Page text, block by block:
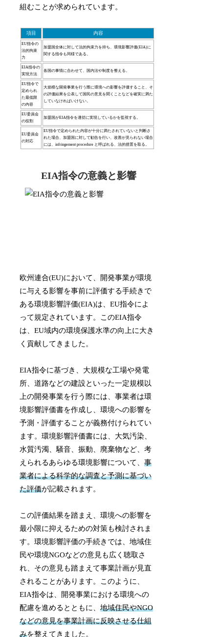
組むことが求められています。
項目 内容
EU指令の
法的拘束
力
加盟国全体に対して法的拘束力を持ち、環境影響評価(EIA)に
関する指令も同様である。
EIA指令の
実現方法
各国の事情に合わせて、国内法や制度を整える。
EU指令で
定められ
た最低限
の内容
大規模な開発事業を行う際に環境への影響を評価すること、そ
の評価結果を公表して国民の意見を聞くことなどを確実に満た
していなければいけない。
EU委員会
の役割
加盟国がEIA指令を適切に実現しているかを監視する。
EU委員会
の対応
EU指令で定められた内容が十分に満たされていないと判断さ
れた場合、加盟国に対して勧告を行い、改善が見られない場合
には、infringement procedure と呼ばれる、法的措置を取る。
EIA指令の意義と影響
欧州連合(EU)において、開発事業が環境
に与える影響を事前に評価する手続きで
ある環境影響評価(EIA)は、EU指令によ
って規定されています。このEIA指令
は、EU域内の環境保護水準の向上に大き
く貢献してきました。
EIA指令に基づき、大規模な工場や発電
所、道路などの建設といった一定規模以
上の開発事業を行う際には、事業者は環
境影響評価書を作成し、環境への影響を
予測・評価することが義務付けられてい
ます。環境影響評価書には、大気汚染、
水質汚濁、騒音、振動、廃棄物など、考
えられるあらゆる環境影響について、事
業者による科学的な調査と予測に基づい
た評価が記載されます。
この評価結果を踏まえ、環境への影響を
最小限に抑えるための対策も検討されま
す。環境影響評価の手続きでは、地域住
民や環境NGOなどの意見も広く聴取さ
れ、その意見も踏まえて事業計画が見直
されることがあります。このように、
EIA指令は、開発事業における環境への
配慮を進めるとともに、地域住民やNGO
などの意見を事業計画に反映させる仕組
みを整えてきました。